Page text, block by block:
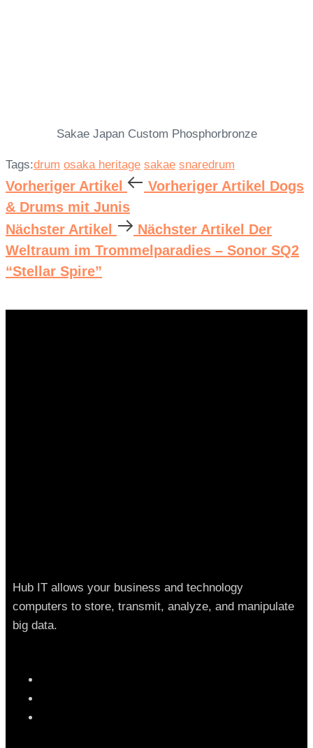
Sakae Japan Custom Phosphorbronze
Tags:drum osaka heritage sakae snaredrum
Vorheriger Artikel Vorheriger Artikel Dogs
& Drums mit Junis
Nächster Artikel
Nächster Artikel Der
Weltraum im Trommelparadies – Sonor SQ2
“Stellar Spire”
Hub IT allows your business and technology
computers to store, transmit, analyze, and manipulate
big data.